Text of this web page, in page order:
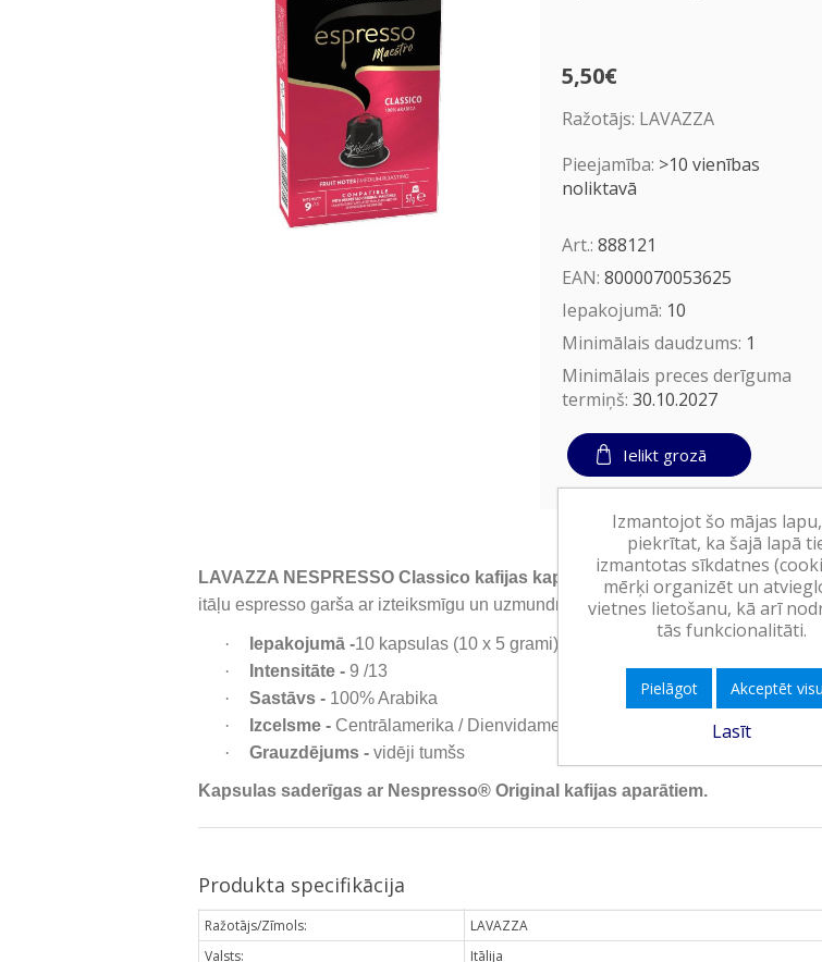
5,50€
Ražotājs: LAVAZZA
Pieejamība: >10 vienības
noliktavā
Art.: 888121
EAN: 8000070053625
Iepakojumā: 10
Minimālais daudzums: 1
Minimālais preces derīguma
termiņš: 30.10.2027
Ielikt grozā
LAVAZZA NESPRESSO Classico kafijas kapsulas.Saldena un sabalansēta
itāļu espresso garša ar izteiksmīgu un uzmundrinošu aromātu.
· Iepakojumā -10 kapsulas (10 x 5 grami)
·
Intensitāte - 9 /13
·
Sastāvs - 100% Arabika
·
Izcelsme - Centrālamerika / Dienvidamerika
·
Grauzdējums - vidēji tumšs
Kapsulas saderīgas ar Nespresso® Original kafijas aparātiem.
Produkta specifikācija
Ražotājs/Zīmols:
LAVAZZA
Valsts:
Itālija
Izmantojot šo mājas lapu,
piekrītat, ka šajā lapā
izmantotas sīkdatnes
mērķi organizēt un
vietnes lietošanu, kā arī
tās funkcionalitāti.
Pielāgot Akceptēt visu
Lasīt